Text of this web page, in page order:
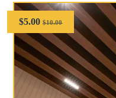
$10.00
$5.00